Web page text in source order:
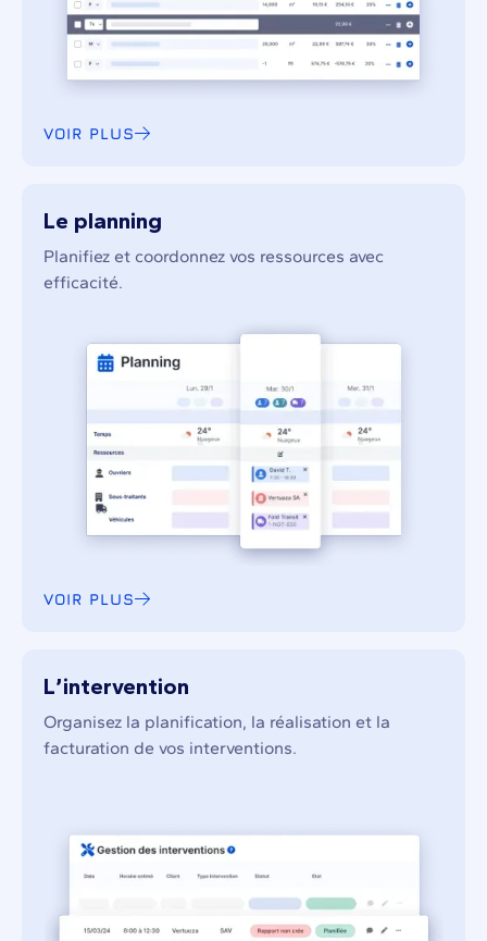
VOIR PLUS
Le planning
Planifiez et coordonnez vos ressources avec
efficacité.
VOIR PLUS
L’intervention
Organisez la planification, la réalisation et la
facturation de vos interventions.